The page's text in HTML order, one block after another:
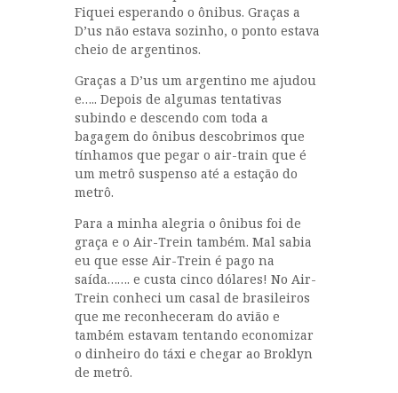
Fiquei esperando o ônibus. Graças a
D’us não estava sozinho, o ponto estava
cheio de argentinos.
Graças a D’us um argentino me ajudou
e….. Depois de algumas tentativas
subindo e descendo com toda a
bagagem do ônibus descobrimos que
tínhamos que pegar o air-train que é
um metrô suspenso até a estação do
metrô.
Para a minha alegria o ônibus foi de
graça e o Air-Trein também. Mal sabia
eu que esse Air-Trein é pago na
saída……. e custa cinco dólares! No Air-
Trein conheci um casal de brasileiros
que me reconheceram do avião e
também estavam tentando economizar
o dinheiro do táxi e chegar ao Broklyn
de metrô.